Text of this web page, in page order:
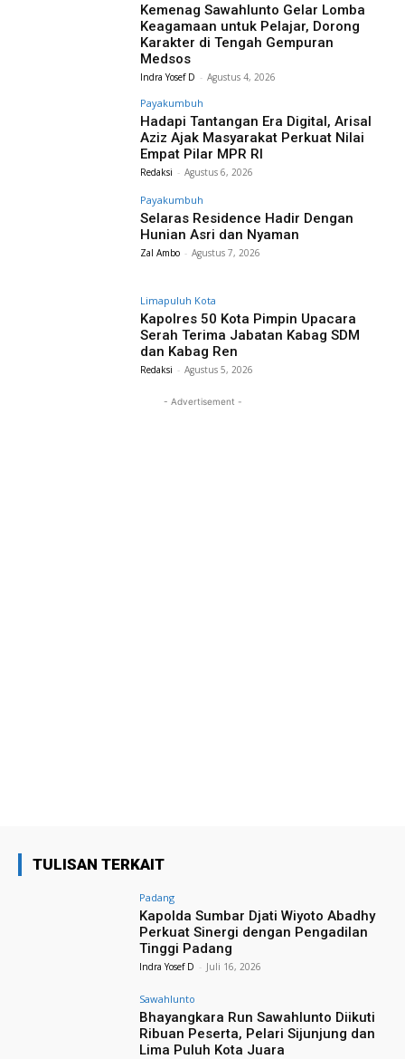
Kemenag Sawahlunto Gelar Lomba
Keagamaan untuk Pelajar, Dorong
Karakter di Tengah Gempuran
Medsos
Indra Yosef D - Agustus 4, 2026
Payakumbuh
Hadapi Tantangan Era Digital, Arisal
Aziz Ajak Masyarakat Perkuat Nilai
Empat Pilar MPR RI
Redaksi - Agustus 6, 2026
Payakumbuh
Selaras Residence Hadir Dengan
Hunian Asri dan Nyaman
Zal Ambo - Agustus 7, 2026
Limapuluh Kota
Kapolres 50 Kota Pimpin Upacara
Serah Terima Jabatan Kabag SDM
dan Kabag Ren
Redaksi - Agustus 5, 2026
- Advertisement -
TULISAN TERKAIT
Padang
Kapolda Sumbar Djati Wiyoto Abadhy
Perkuat Sinergi dengan Pengadilan
Tinggi Padang
Indra Yosef D - Juli 16, 2026
Sawahlunto
Bhayangkara Run Sawahlunto Diikuti
Ribuan Peserta, Pelari Sijunjung dan
Lima Puluh Kota Juara